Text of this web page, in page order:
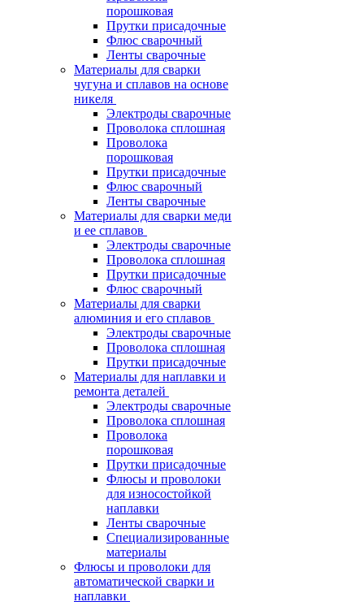
порошковая
Прутки присадочные
Флюс сварочный
Ленты сварочные
Материалы для сварки
чугуна и сплавов на основе
никеля
Электроды сварочные
Проволока сплошная
Проволока
порошковая
Прутки присадочные
Флюс сварочный
Ленты сварочные
Материалы для сварки меди
и ее сплавов
Электроды сварочные
Проволока сплошная
Прутки присадочные
Флюс сварочный
Материалы для сварки
алюминия и его сплавов
Электроды сварочные
Проволока сплошная
Прутки присадочные
Материалы для наплавки и
ремонта деталей
Электроды сварочные
Проволока сплошная
Проволока
порошковая
Прутки присадочные
Флюсы и проволоки
для износостойкой
наплавки
Ленты сварочные
Специализированные
материалы
Флюсы и проволоки для
автоматической сварки и
наплавки